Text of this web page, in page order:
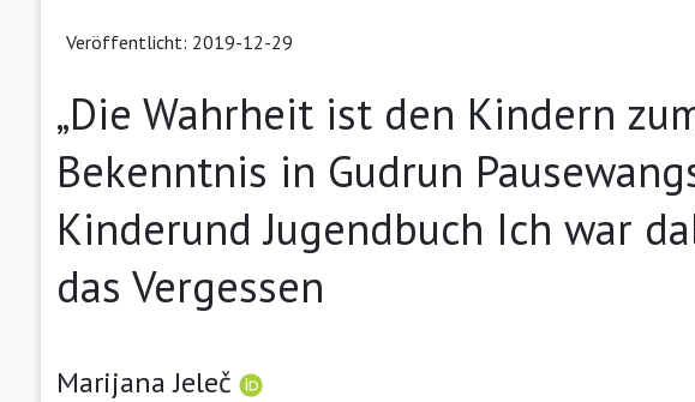
Veröffentlicht: 2019-12-29
„Die Wahrheit ist den Kindern
Bekenntnis in Gudrun
Kinderund Jugendbuch Ich war
das Vergessen
Marijana Jeleč